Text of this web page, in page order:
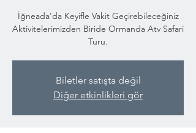
İğneada'da Keyifle Vakit Geçirebileceğiniz
Aktivitelerimizden Biride Ormanda Atv Safari
Turu.
Biletler satışta değil
Diğer etkinlikleri gör